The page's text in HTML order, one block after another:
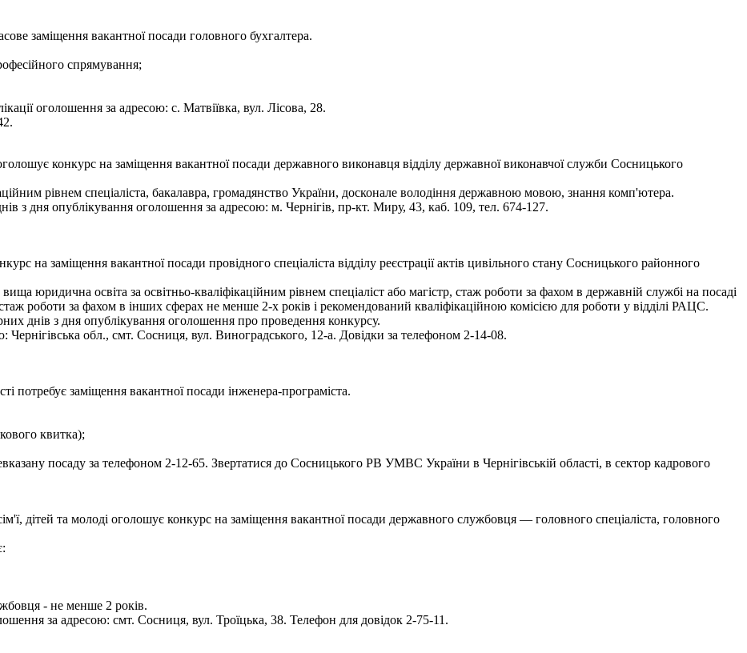
заміщення вакантної посади головного бухгалтера.
спрямування;
оголошення за адресою: с. Матвіївка, вул. Лісова, 28.
конкурс на заміщення вакантної посади державного виконавця відділу державної виконавчої служби Сосницького
рівнем спеціаліста, бакалавра, громадянство України, досконале володіння державною мовою, знання комп'ютера.
з дня опублікування оголошення за адресою: м. Чернігів, пр-кт. Миру, 43, каб. 109, тел. 674-127.
на заміщення вакантної посади провідного спеціаліста відділу реєстрації актів цивільного стану Сосницького районного
юридична освіта за освітньо-кваліфікаційним рівнем спеціаліст або магістр, стаж роботи за фахом в державній службі на посаді
роботи за фахом в інших сферах не менше 2-х років і рекомендований кваліфікаційною комісією для роботи у відділі РАЦС.
днів з дня опублікування оголошення про проведення конкурсу.
Чернігівська обл., смт. Сосниця, вул. Виноградського, 12-а. Довідки за телефоном 2-14-08.
заміщення вакантної посади інженера-програміста.
квитка);
посаду за телефоном 2-12-65. Звертатися до Сосницького РВ УМВС України в Чернігівській області, в сектор кадрового
дітей та молоді оголошує конкурс на заміщення вакантної посади державного службовця — головного спеціаліста, головного
- не менше 2 років.
за адресою: смт. Сосниця, вул. Троїцька, 38. Телефон для довідок 2-75-11.